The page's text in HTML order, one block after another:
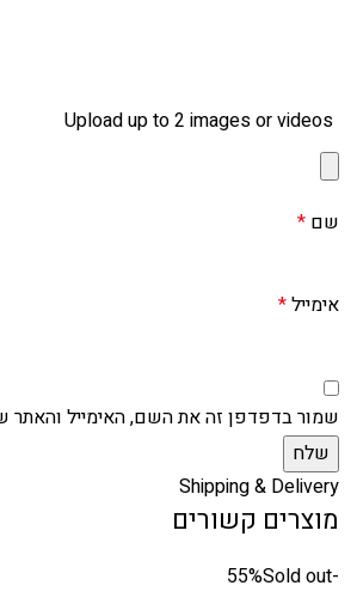
Upload up to 2 images or videos
שם *
אימייל*
שמור בדפדפן זה את השם, האימייל
Shipping & Delivery
מוצרים קשורים
-55%
Sold out